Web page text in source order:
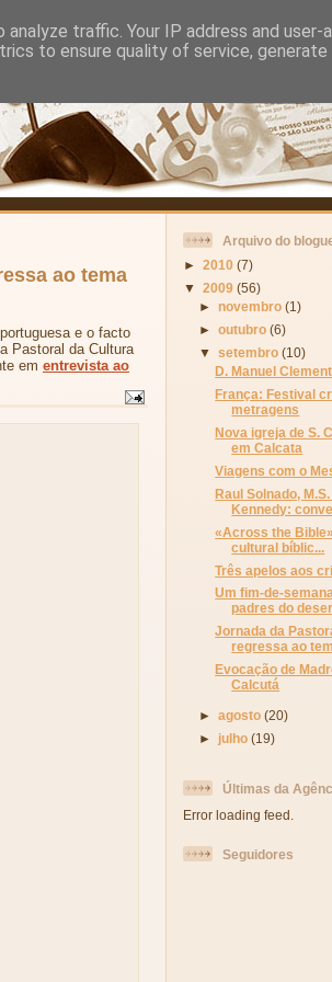
ao tema
e o facto
Pastoral da Cultura
em entrevista ao
Arquivo do
► 2010 (7)
▼ 2009 (56)
►novembro(1)
►outubro(6)
▼setembro(10)
D. Manuel
França: Festival
metragens
Nova igreja de S.
em Calcata
Viagens com o
Raul Solnado,
Kennedy:
«Across the
cultural bíblic...
Três apelos aos
Um fim-de-
padres do
Jornada da
regressa ao
Evocação de
Calcutá
►agosto(20)
► julho(19)
Últimas da
Error loading feed.
Seguidores
traffic. Your IP address and user-
to ensure quality of service, generate